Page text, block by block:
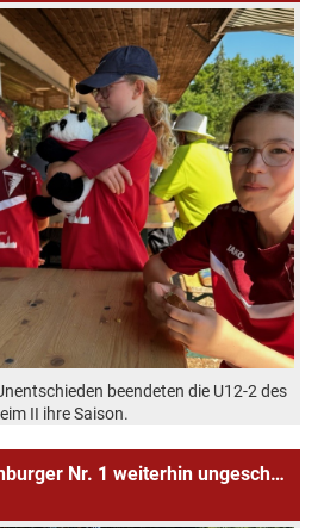
beendeten die U12-2 des
II ihre Saison.
🙌Herren 55 | Rothenburger Nr. 1 weiterhin ungeschlagen in der Bayernliga